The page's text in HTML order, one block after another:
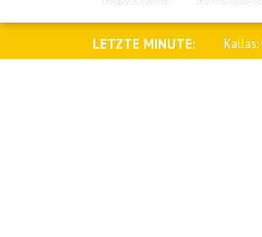
LETZTE MINUTE: Wong: